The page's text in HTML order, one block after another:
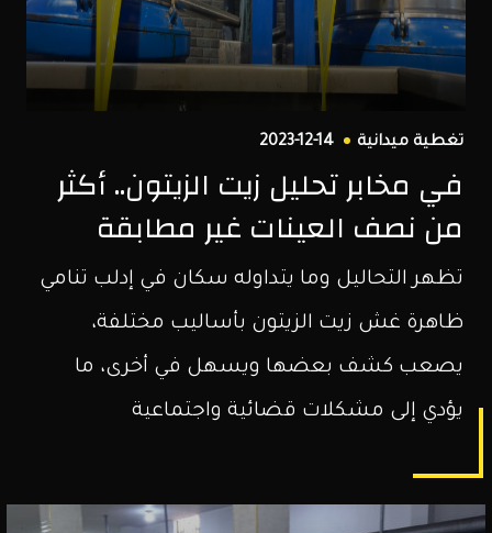
الشمال
السوري.
تغطية ميدانية 2023-12-14
في مخابر تحليل زيت الزيتون.. أكثر
من نصف العينات غير مطابقة
تظهر التحاليل وما يتداوله سكان في إدلب تنامي
ظاهرة غش زيت الزيتون بأساليب مختلفة،
يصعب كشف بعضها ويسهل في أخرى، ما
يؤدي إلى مشكلات قضائية واجتماعية